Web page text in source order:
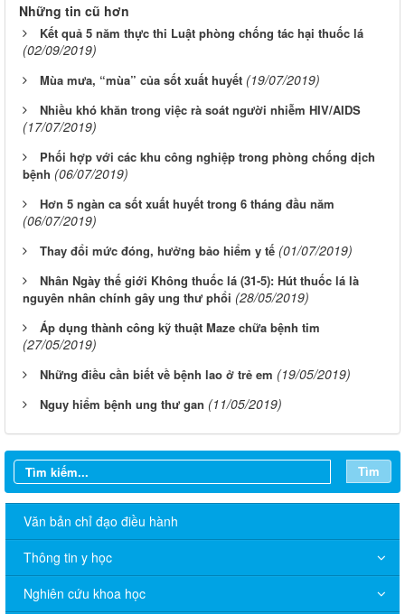
Những tin cũ hơn
Kết quả 5 năm thực thi Luật phòng chống tác hại thuốc lá
(02/09/2019)
Mùa mưa, “mùa” của sốt xuất huyết (19/07/2019)
Nhiều khó khăn trong việc rà soát người nhiễm HIV/AIDS
(17/07/2019)
Phối hợp với các khu công nghiệp trong phòng chống dịch
bệnh (06/07/2019)
Hơn 5 ngàn ca sốt xuất huyết trong 6 tháng đầu năm
(06/07/2019)
Thay đổi mức đóng, hưởng bảo hiểm y tế (01/07/2019)
Nhân Ngày thế giới Không thuốc lá (31-5): Hút thuốc lá là
nguyên nhân chính gây ung thư phổi (28/05/2019)
Áp dụng thành công kỹ thuật Maze chữa bệnh tim
(27/05/2019)
Những điều cần biết về bệnh lao ở trẻ em (19/05/2019)
Nguy hiểm bệnh ung thư gan (11/05/2019)
Tìm
Văn bản chỉ đạo điều hành
Thông tin y học
Nghiên cứu khoa học
THÔNG BÁO V/v niêm yết công bố Danh mục thủ tục hành
chính sửa đổi, bổ sung trong lĩnh vực phòng bệnh và an toàn
thực phẩm thuộc phạm vi quản lý của Sở Y tế thành phố Đồng
Nai